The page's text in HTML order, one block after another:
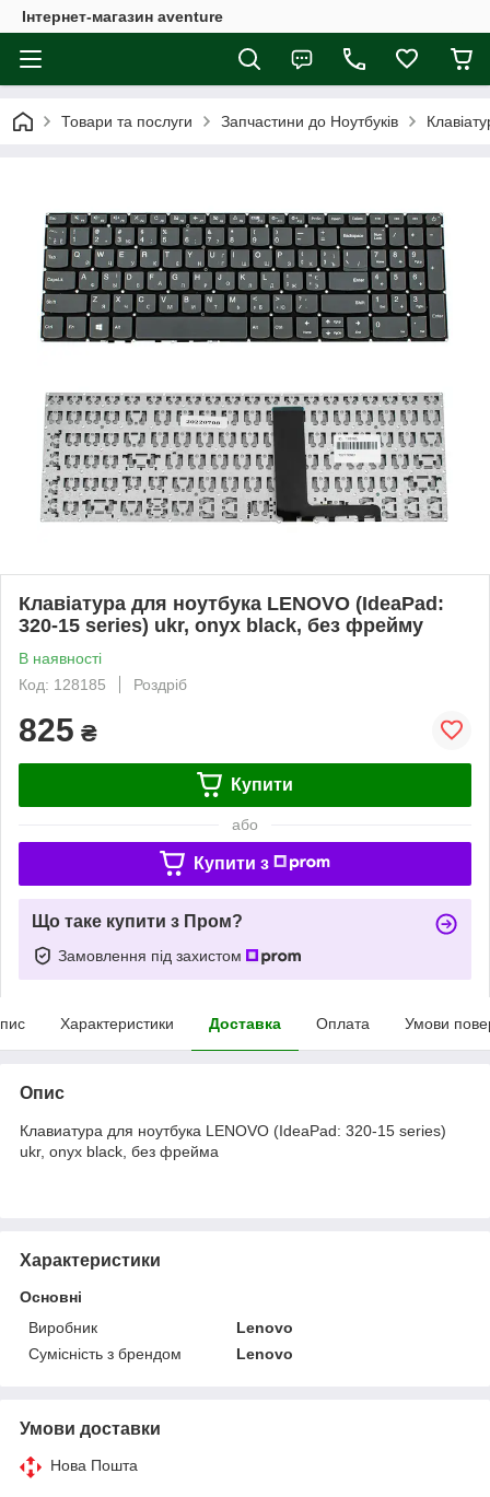
Інтернет-магазин aventure
Товари та послуги Запчастини до Ноутбуків
Клавіатура для ноутбука LENOVO (IdeaPad:
320-15 series) ukr, onyx black, без фрейму
В наявності
Код: 128185
Роздріб
825 ₴
Купити
або
Купити з
Що таке купити з Пром?
Замовлення під захистом
Характеристики Доставка Оплата Умови
Опис
Клавиатура для ноутбука LENOVO (IdeaPad: 320-15 series)
ukr, onyx black, без фрейма
Характеристики
Основні
Виробник
Lenovo
Сумісність з брендом
Lenovo
Умови доставки
Нова Пошта